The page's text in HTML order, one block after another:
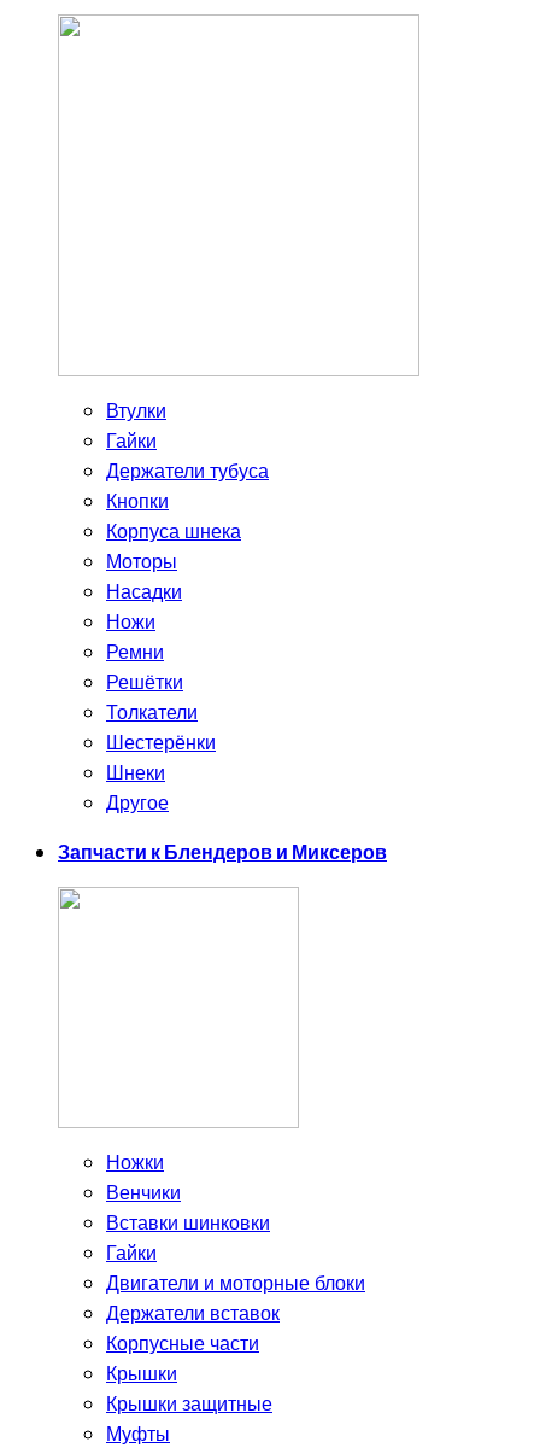
Втулки
Гайки
Держатели тубуса
Кнопки
Корпуса шнека
Моторы
Насадки
Ножи
Ремни
Решётки
Толкатели
Шестерёнки
Шнеки
Другое
Запчасти к Блендеров и Миксеров
Ножки
Венчики
Вставки шинковки
Гайки
Двигатели и моторные блоки
Держатели вставок
Корпусные части
Крышки
Крышки защитные
Муфты